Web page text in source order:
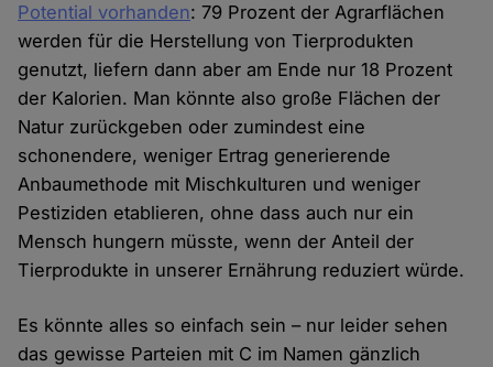
Potential vorhanden: 79 Prozent der Agrarflächen
werden für die Herstellung von Tierprodukten
genutzt, liefern dann aber am Ende nur 18 Prozent
der Kalorien. Man könnte also große Flächen der
Natur zurückgeben oder zumindest eine
schonendere, weniger Ertrag generierende
Anbaumethode mit Mischkulturen und weniger
Pestiziden etablieren, ohne dass auch nur ein
Mensch hungern müsste, wenn der Anteil der
Tierprodukte in unserer Ernährung reduziert würde.
Es könnte alles so einfach sein – nur leider sehen
das gewisse Parteien mit C im Namen gänzlich